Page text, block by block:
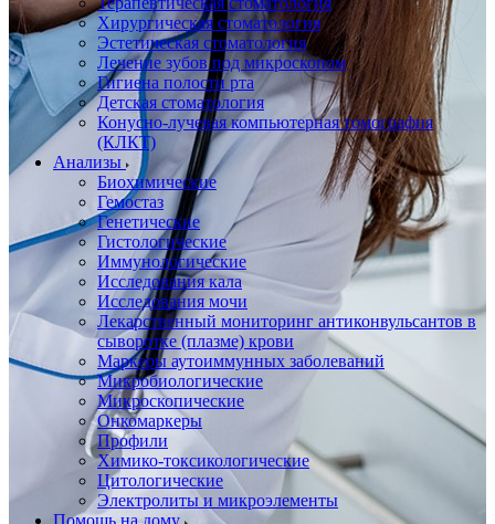
Хирургическая стоматология
Эстетическая стоматология
Лечение зубов под микроскопом
Гигиена полости рта
Детская стоматология
Конусно-лучевая компьютерная томография
(КЛКТ)
Анализы
Биохимические
Гемостаз
Генетические
Гистологические
Иммунологические
Исследования кала
Исследования мочи
Лекарственный мониторинг антиконвульсантов в
сыворотке (плазме) крови
Маркеры аутоиммунных заболеваний
Микробиологические
Микроскопические
Онкомаркеры
Профили
Химико-токсикологические
Цитологические
Электролиты и микроэлементы
Помощь на дому